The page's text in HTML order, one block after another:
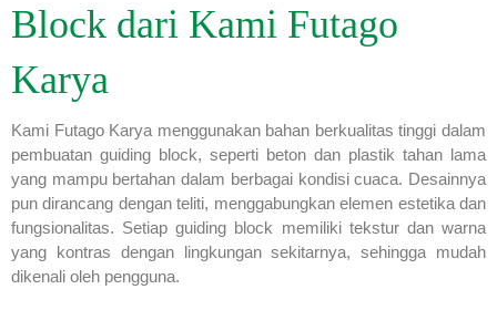
Block dari Kami Futago
Karya
Kami Futago Karya menggunakan bahan berkualitas tinggi dalam
pembuatan guiding block, seperti beton dan plastik tahan lama
yang mampu bertahan dalam berbagai kondisi cuaca. Desainnya
pun dirancang dengan teliti, menggabungkan elemen estetika dan
fungsionalitas. Setiap guiding block memiliki tekstur dan warna
yang kontras dengan lingkungan sekitarnya, sehingga mudah
dikenali oleh pengguna.